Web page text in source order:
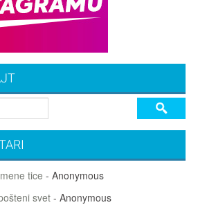
tice - Anonymous
svet- Anonymous